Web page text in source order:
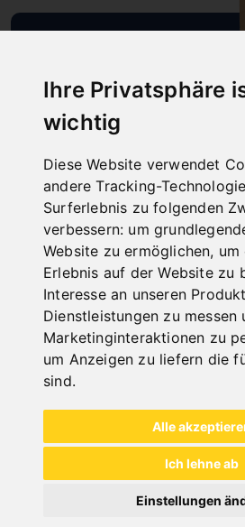
Ihre Privatsphäre
wichtig
Diese Website verwendet
andere Tracking-
Surferlebnis zu folgenden
verbessern: um
Website zu ermöglichen, um
Erlebnis auf der Website zu
Interesse an unseren
Dienstleistungen zu messen
Marketinginteraktionen zu
um Anzeigen zu liefern die
sind.
Alle
Ich lehne ab
Einstellungen
LIEFERUNG
ONLINE
KATALOGE